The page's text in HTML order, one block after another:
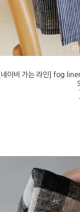
[네이비 가는 라인] fog